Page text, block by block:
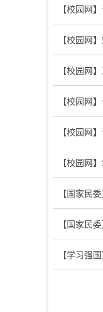
【校园网
【校园网
【校园网
【校园网
【校园网
【校园网
【国家民
【国家民
【学习强